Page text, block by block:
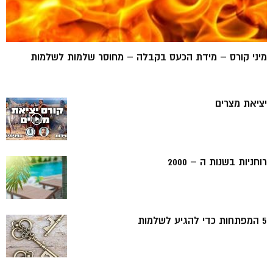
מיני קורס – מידת הכעס בקבלה – מחוסר שלמות לשלמות
יציאת מצרים
רוחניות בשנות ה – 2000
5 המפתחות כדי להגיע לשלמות